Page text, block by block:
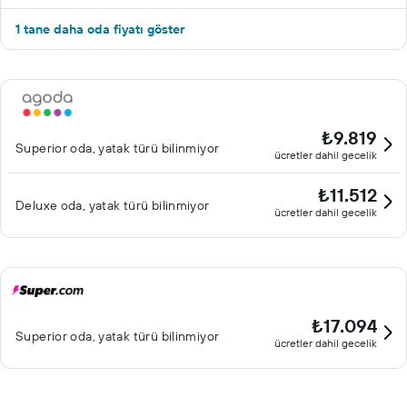
1 tane daha oda fiyatı göster
Superior oda, yatak türü bilinmiyor ₺9.819
ücretler dahil gecelik
Deluxe oda, yatak türü bilinmiyor ₺11.512
ücretler dahil gecelik
Superior oda, yatak türü bilinmiyor ₺17.094
ücretler dahil gecelik